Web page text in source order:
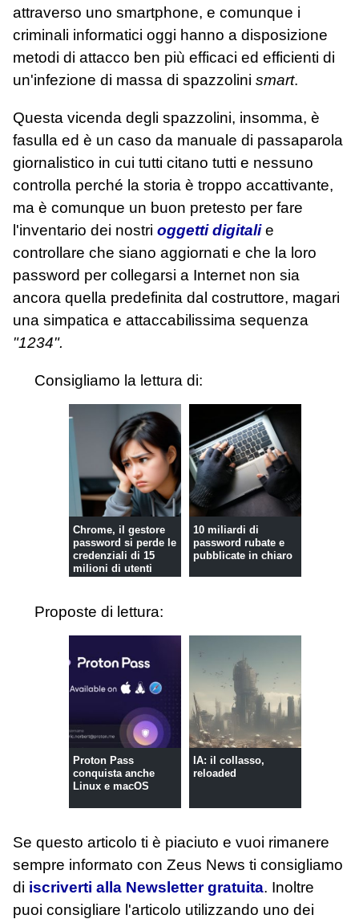
attraverso uno smartphone, e comunque i
criminali informatici oggi hanno a disposizione
metodi di attacco ben più efficaci ed efficienti di
un'infezione di massa di spazzolini smart.
Questa vicenda degli spazzolini, insomma, è
fasulla ed è un caso da manuale di passaparola
giornalistico in cui tutti citano tutti e nessuno
controlla perché la storia è troppo accattivante,
ma è comunque un buon pretesto per fare
l'inventario dei nostri oggetti digitalie
controllare che siano aggiornati e che la loro
password per collegarsi a Internet non sia
ancora quella predefinita dal costruttore, magari
una simpatica e attaccabilissima sequenza
"1234".
Consigliamo la lettura di:
Chrome, il gestore
password si perde le
credenziali di 15
milioni di utenti
10 miliardi di
password rubate e
pubblicate in chiaro
Proposte di lettura:
Proton Pass
conquista anche
Linux e macOS
IA: il collasso,
reloaded
Se questo articolo ti è piaciuto e vuoi rimanere
sempre informato con Zeus News ti consigliamo
di iscriverti alla Newsletter gratuita. Inoltre
puoi consigliare l'articolo utilizzando uno dei